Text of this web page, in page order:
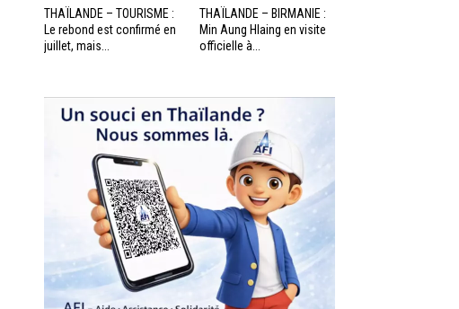
THAÏLANDE – TOURISME :
Le rebond est confirmé en
juillet, mais...
THAÏLANDE – BIRMANIE :
Min Aung Hlaing en visite
officielle à...